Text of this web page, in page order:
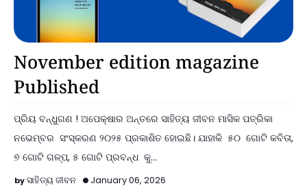
November edition magazine
Published
ପ୍ରିୟ ବନ୍ଧୁଗଣ ! ଅପେକ୍ଷାର ଅନ୍ତରେ ସାହିତ୍ୟ ଜୀବନ ମାସିକ ପତ୍ରିକା
ନଭେମ୍ବର ସଂସ୍କରଣ ୨୦୨୫ ପ୍ରକାଶିତ ହୋଇଛି। ଯାହାକି ୫୦ ଗୋଟି କବିତା,
୭ ଗୋଟି ଗଳ୍ପ, ୫ ଗୋଟି ପ୍ରବନ୍ଧ କୁ…
ସାହିତ୍ୟ ଜୀବନ January 06, 2026